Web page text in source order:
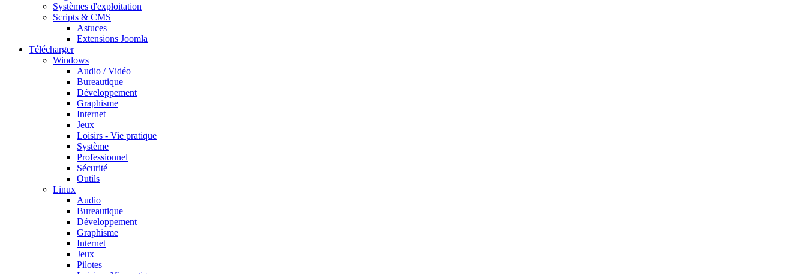
Systèmes d'exploitation
Scripts & CMS
Astuces
Extensions Joomla
Télécharger
Windows
Audio / Vidéo
Bureautique
Développement
Graphisme
Internet
Jeux
Loisirs - Vie pratique
Système
Professionnel
Sécurité
Outils
Linux
Audio
Bureautique
Développement
Graphisme
Internet
Jeux
Pilotes